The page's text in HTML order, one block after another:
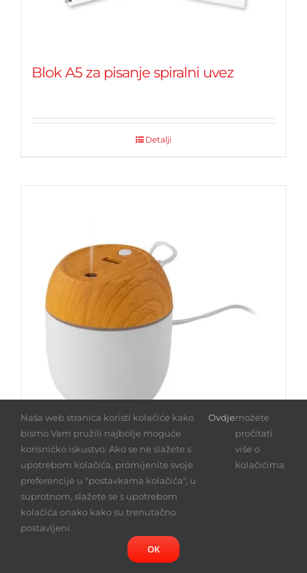
Blok A5 za pisanje spiralni uvez
Detalji
Ovlaživač zraka
Detalji
Naša web stranica koristi kolačiće kako
bismo Vam pružili najbolje moguće
korisničko iskustvo. Ako se ne slažete s
upotrebom kolačića, promijenite svoje
preferencije u "postavkama kolačića", u
suprotnom, slažete se s upotrebom
kolačića onako kako su trenutačno
postavljeni.
Ovdjemožete
pročitati
više o
kolačićima.
OK